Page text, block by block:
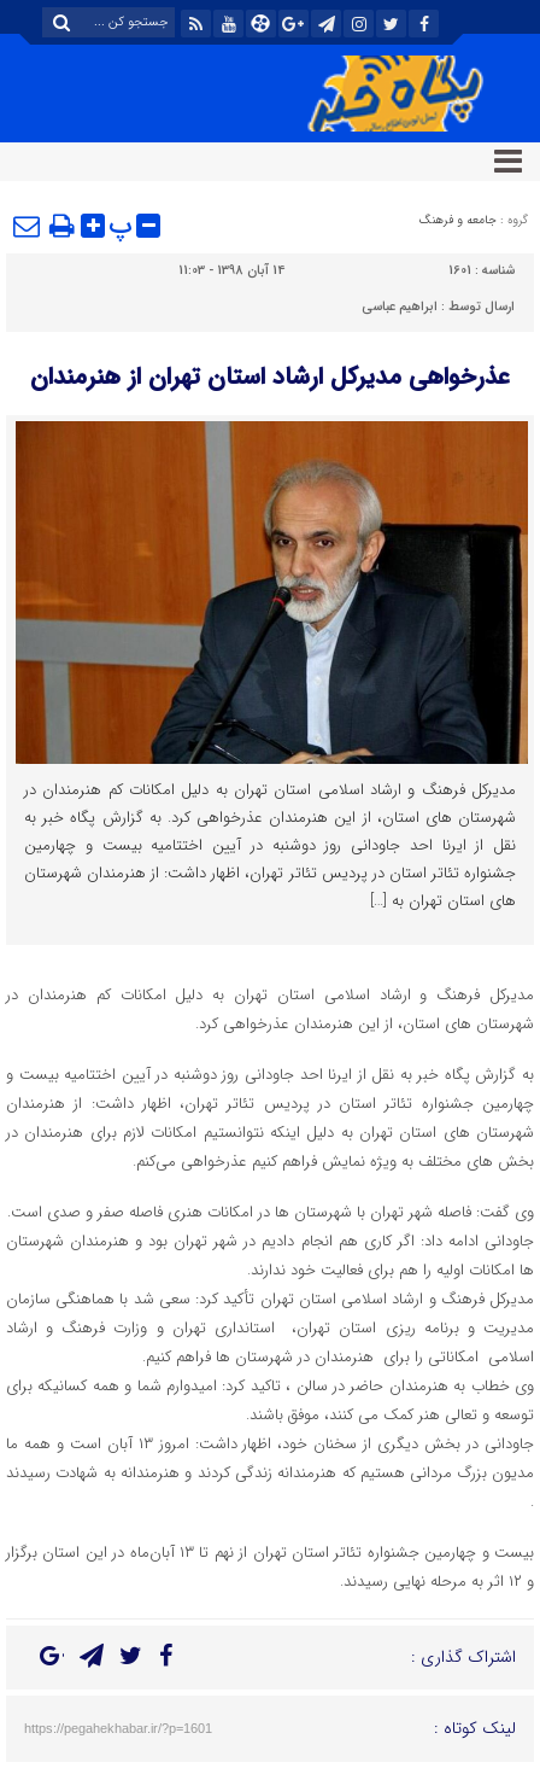
گروه : جامعه و فرهنگ پ
شناسه : 1601
14 آبان 1398 - 11:03
ارسال توسط : ابراهیم عباسی
عذرخواهی مدیرکل ارشاد استان تهران از هنرمندان
مدیرکل فرهنگ و ارشاد اسلامی استان تهران به دلیل امکانات کم هنرمندان در
شهرستان های استان، از این هنرمندان عذرخواهی کرد. به گزارش پگاه خبر به
نقل از ایرنا احد جاودانی روز دوشنبه در آیین اختتامیه بیست و چهارمین
جشنواره تئاتر استان در پردیس تئاتر تهران، اظهار داشت: از هنرمندان شهرستان
های استان تهران به […]
مدیرکل فرهنگ و ارشاد اسلامی استان تهران به دلیل امکانات کم هنرمندان در
شهرستان های استان، از این هنرمندان عذرخواهی کرد.
به گزارش پگاه خبر به نقل از ایرنا احد جاودانی روز دوشنبه در آیین اختتامیه بیست و
چهارمین جشنواره تئاتر استان در پردیس تئاتر تهران، اظهار داشت: از هنرمندان
شهرستان های استان تهران به دلیل اینکه نتوانستیم امکانات لازم برای هنرمندان در
بخش های مختلف به ویژه نمایش فراهم کنیم عذرخواهی می‌کنم.
وی گفت: فاصله شهر تهران با شهرستان ها در امکانات هنری فاصله صفر و صدی است.
جاودانی ادامه داد: اگر کاری هم انجام دادیم در شهر تهران بود و هنرمندان شهرستان
ها امکانات اولیه را هم برای فعالیت خود ندارند.
مدیرکل فرهنگ و ارشاد اسلامی استان تهران تأکید کرد: سعی شد با هماهنگی سازمان
مدیریت و برنامه ریزی استان تهران، استانداری تهران و وزارت فرهنگ و ارشاد
اسلامی امکاناتی را برای هنرمندان در شهرستان ها فراهم کنیم.
وی خطاب به هنرمندان حاضر در سالن ، تاکید کرد: امیدوارم شما و همه کسانیکه برای
توسعه و تعالی هنر کمک می کنند، موفق باشند.
جاودانی در بخش دیگری از سخنان خود، اظهار داشت: امروز ۱۳ آبان است و همه ما
مدیون بزرگ مردانی هستیم که هنرمندانه زندگی کردند و هنرمندانه به شهادت رسیدند
.
بیست و چهارمین جشنواره تئاتر استان تهران از نهم تا ۱۳ آبان‌ماه در این استان برگزار
و ۱۲ اثر به مرحله نهایی رسیدند.
اشتراک گذاری :
لینک کوتاه : https://pegahekhabar.ir/?p=1601